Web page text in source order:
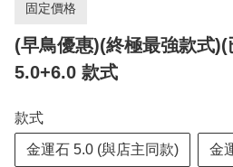
固定價格
(早鳥優惠)(終極最強款式
5.0+6.0 款式
款式
金運石 5.0 (與店主同款) 金